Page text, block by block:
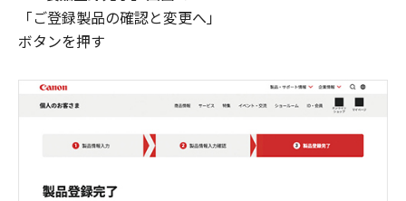
「ご登録製品の確認と変更へ」
ボタンを押す